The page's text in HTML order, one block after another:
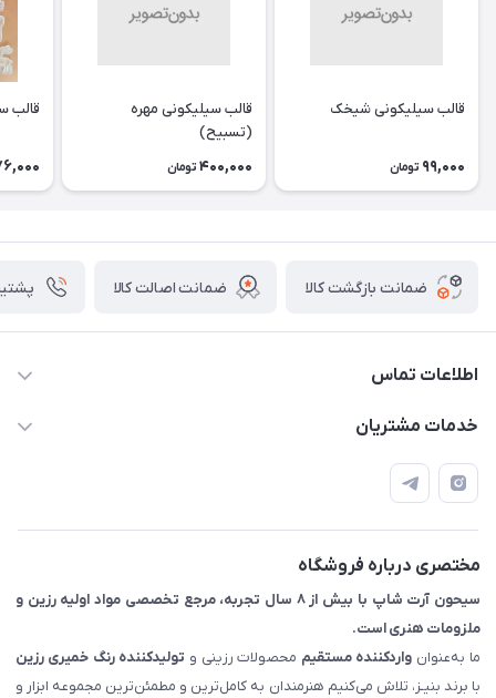
قالب سیلیکونی شیخک
99,000 تومان
قالب سیلیکونی مهره
(تسبیح)
400,000 تومان
قالب
ضمانت بازگشت کالا ضمانت اصالت کالا
اطلاعات تماس
خدمات مشتریان
📝 قوانین و مقررات
📖 راهنما
مختصری درباره فروشگاه
سیحون آرت شاپ با بیش از ۸ سال تجربه، مرجع تخصصی مواد اولیه رزین و
ملزومات هنری است.
ما به‌عنوان واردکننده مستقیم محصولات رزینی و تولیدکننده رنگ خمیری رزین
با برند بنیـز، تلاش می‌کنیم هنرمندان به کامل‌ترین و مطمئن‌ترین مجموعه ابزار و